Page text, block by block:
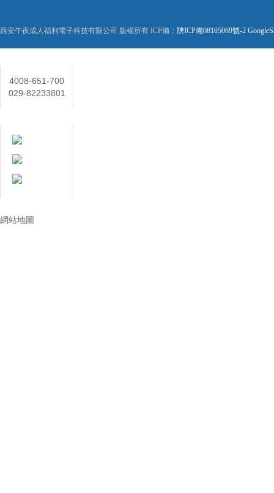
西安午夜成人福利電子科技有限公司 版權所有 ICP備： 陝ICP備08105069號-2
4008-651-700
029-82233801
網站地圖